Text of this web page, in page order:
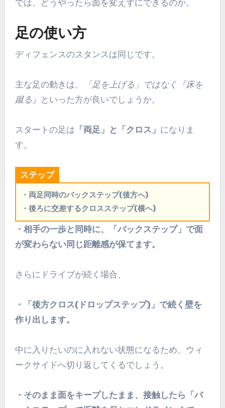
では、どうやったら面を変えずにできるのか。
足の使い方
ディフェンスのスタンスは同じです。
主な足の動きは、
「足を上げる」ではなく『床を
蹴る』 といった方が良いでしょうか。
スタートの足は 「両足」と「クロス」 になりま
す。
ステップ
・両足同時のバックステップ(後方へ)
・後ろに交差するクロスステップ(横へ)
・相手の一歩と同時に、「バックステップ」で面
が変わらない同じ距離感が保てます。
さらにドライブが続く場合、
・「後方クロス(ドロップステップ)」で続く壁を
作り出します。
中に入りたいのに入れない状態になるため、ウィ
ークサイドへ切り返してくるでしょう。
・そのまま面をキープしたまま、接触したら「バ